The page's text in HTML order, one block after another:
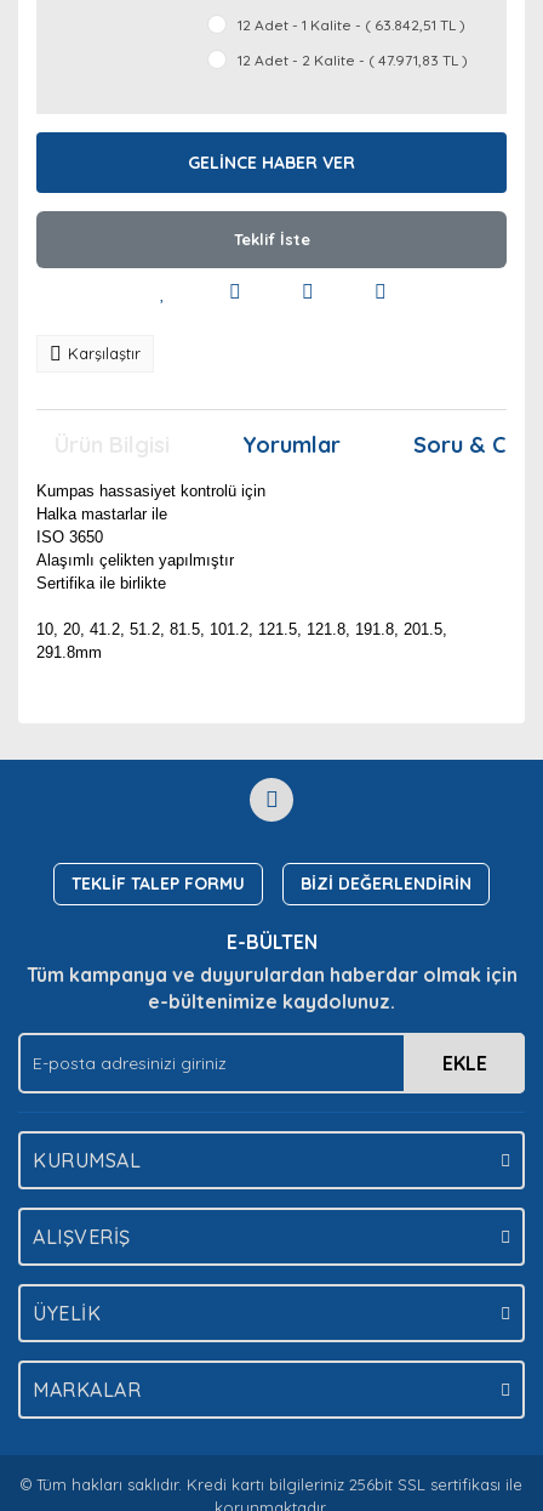
12 Adet - 1 Kalite - ( 63.842,51 TL )
12 Adet - 2 Kalite - ( 47.971,83 TL )
GELİNCE HABER VER
Teklif İste
Karşılaştır
Yorumlar Soru &
Kumpas hassasiyet kontrolü için
Halka mastarlar ile
ISO 3650
Alaşımlı çelikten yapılmıştır
Sertifika ile birlikte
10, 20, 41.2, 51.2, 81.5, 101.2, 121.5, 121.8, 191.8, 201.5,
291.8mm
Yorum Yaz
Soru Sor
formunu kullanarak tarafımıza iletebilirsiniz.
Görüş ve önerileriniz için teşekkür ederiz.
Ürün açıklamasında eksik bilgiler bulunuyor.
Ürün fiyatı diğer sitelerden daha pahalı.
Bu ürüne benzer farklı alternatifler olmalı.
TEKLİF TALEP FORMU BİZİ DEĞERLENDİRİN
E-BÜLTEN
Tüm kampanya ve duyurulardan haberdar olmak için
e-bültenimize kaydolunuz.
EKLE
KURUMSAL
ALIŞVERİŞ
ÜYELİK
MARKALAR
© Tüm hakları saklıdır. Kredi kartı bilgileriniz 256bit SSL sertifikası ile